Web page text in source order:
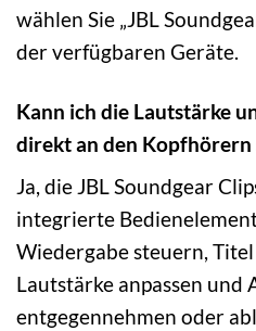
wählen Sie „JBL
der verfügbaren Geräte.
Kann ich die Lautstärke
direkt an den Kopfhörern
Ja, die JBL Soundgear
integrierte
Wiedergabe steuern,
Lautstärke anpassen und
entgegennehmen oder